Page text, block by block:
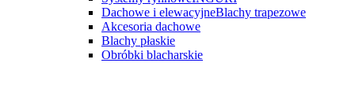
Dachowe i elewacyjneBlachy trapezowe
Akcesoria dachowe
Blachy płaskie
Obróbki blacharskie